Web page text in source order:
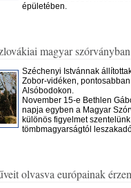
épületében.
magyar szórványban
Széchenyi Istvánnak
Zobor-vidéken,
Alsóbodokon.
November 15-e Bethlen
napja egyben a Magyar
különös figyelmet
tömbmagyarságtól
olvasva európainak